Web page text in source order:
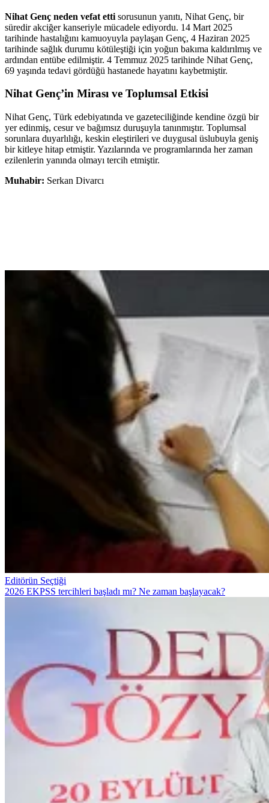
Nihat Genç neden vefat etti sorusunun yanıtı, Nihat Genç, bir
süredir akciğer kanseriyle mücadele ediyordu. 14 Mart 2025
tarihinde hastalığını kamuoyuyla paylaşan Genç, 4 Haziran 2025
tarihinde sağlık durumu kötüleştiği için yoğun bakıma kaldırılmış ve
ardından entübe edilmiştir. 4 Temmuz 2025 tarihinde Nihat Genç,
69 yaşında tedavi gördüğü hastanede hayatını kaybetmiştir.
Nihat Genç’in Mirası ve Toplumsal Etkisi
Nihat Genç, Türk edebiyatında ve gazeteciliğinde kendine özgü bir
yer edinmiş, cesur ve bağımsız duruşuyla tanınmıştır. Toplumsal
sorunlara duyarlılığı, keskin eleştirileri ve duygusal üslubuyla geniş
bir kitleye hitap etmiştir. Yazılarında ve programlarında her zaman
ezilenlerin yanında olmayı tercih etmiştir.
Muhabir: Serkan Divarcı
Editörün Seçtiği
2026 EKPSS tercihleri başladı mı? Ne zaman başlayacak?